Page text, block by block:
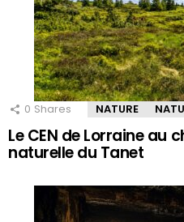
0 Shares NATURE
Le CEN de Lorraine au
naturelle du Tanet